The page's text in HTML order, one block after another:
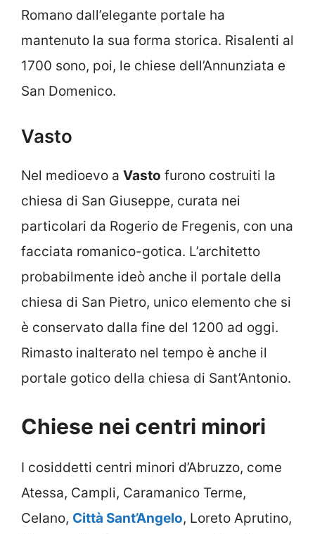
Romano dall’elegante portale ha
mantenuto la sua forma storica. Risalenti al
1700 sono, poi, le chiese dell’Annunziata e
San Domenico.
Vasto
Nel medioevo a Vasto furono costruiti la
chiesa di San Giuseppe, curata nei
particolari da Rogerio de Fregenis, con una
facciata romanico-gotica. L’architetto
probabilmente ideò anche il portale della
chiesa di San Pietro, unico elemento che si
è conservato dalla fine del 1200 ad oggi.
Rimasto inalterato nel tempo è anche il
portale gotico della chiesa di Sant’Antonio.
Chiese nei centri minori
I cosiddetti centri minori d’Abruzzo, come
Atessa, Campli, Caramanico Terme,
Celano, Città Sant’Angelo, Loreto Aprutino,